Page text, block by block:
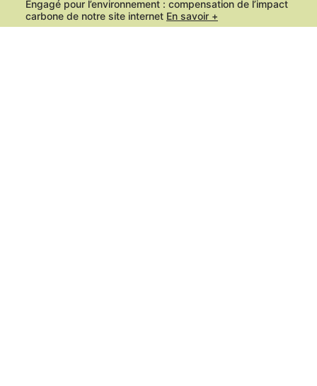
Engagé pour l’environnement : compensation de l’impact
carbone de notre site internet En savoir +